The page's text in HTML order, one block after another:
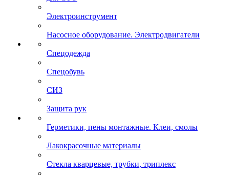
Электроинструмент
Насосное оборудование. Электродвигатели
Спецодежда
Спецобувь
СИЗ
Защита рук
Герметики, пены монтажные. Клеи, смолы
Лакокрасочные материалы
Стекла кварцевые, трубки, триплекс